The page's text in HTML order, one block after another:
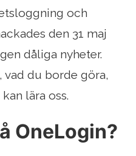
och
den 31 maj
dåliga nyheter.
vad du borde göra,
lära oss.
OneLogin?